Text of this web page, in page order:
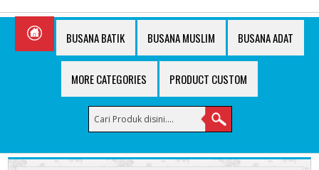
BUSANA BATIK BUSANA MUSLIM BUSANA ADAT
MORE CATEGORIES PRODUCT CUSTOM